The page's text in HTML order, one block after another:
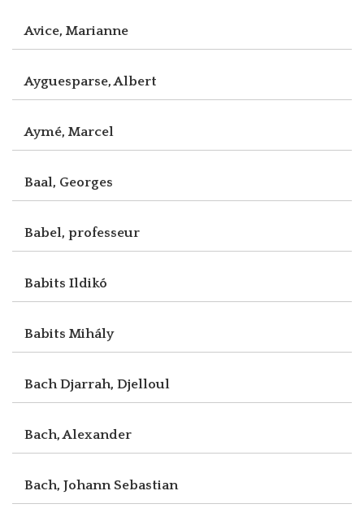
Avice, Marianne
Ayguesparse, Albert
Aymé, Marcel
Baal, Georges
Babel, professeur
Babits Ildikó
Babits Mihály
Bach Djarrah, Djelloul
Bach, Alexander
Bach, Johann Sebastian